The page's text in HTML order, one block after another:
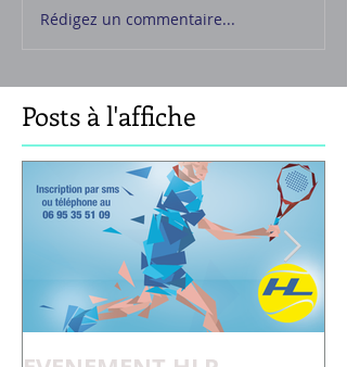
Rédigez un commentaire...
Posts à l'affiche